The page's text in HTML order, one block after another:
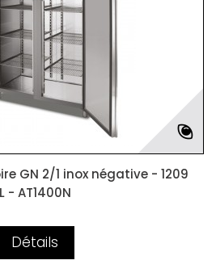
GN 2/1 inox négative - 1209
L - AT1400N
Détails